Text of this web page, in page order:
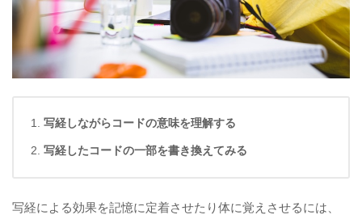
写経しながらコードの意味を理解する
写経したコードの一部を書き換えてみる
写経による効果を記憶に定着させたり体に覚えさせるには、